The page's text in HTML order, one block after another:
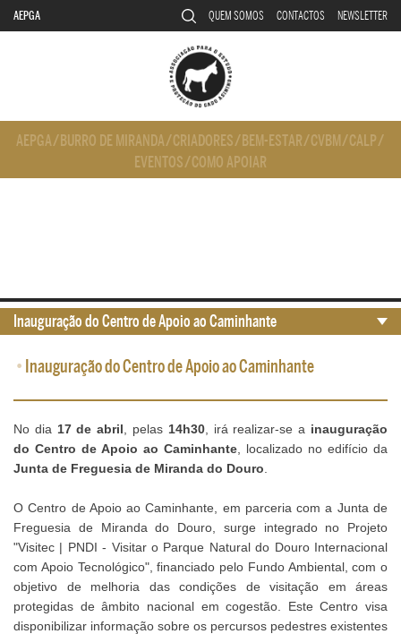
AEPGA QUEM SOMOS CONTACTOS NEWSLETTER
AEPGA/ BURRO DE MIRANDA/CRIADORES/ BEM-ESTAR/CVBM/CALP/
EVENTOS/COMO APOIAR
• Inauguração do Centro de Apoio ao Caminhante
No dia 17 de abril , pelas 14h30, irá realizar-se a inauguração
do Centro de Apoio ao Caminhante , localizado no edifício da
Junta de Freguesia de Miranda do Douro
O Centro de Apoio ao Caminhante, em parceria com a Junta de
Freguesia de Miranda do Douro, surge integrado no Projeto
"Visitec | PNDI - Visitar o Parque Natural do Douro Internacional
com Apoio Tecnológico", financiado pelo Fundo Ambiental, com o
objetivo de melhoria das condições de visitação em áreas
protegidas de âmbito nacional em cogestão. Este Centro visa
disponibilizar informação sobre os percursos pedestres existentes
Inauguração do Centro de Apoio ao Caminhante